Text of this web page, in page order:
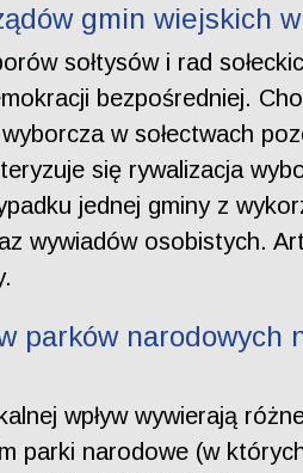
gmin wiejskich
sołtysów i rad
bezpośredniej.
w sołectwach
się rywalizacja
jednej gminy z
wywiadów osobistych.
parków
wpływ wywierają
parki narodowe (w